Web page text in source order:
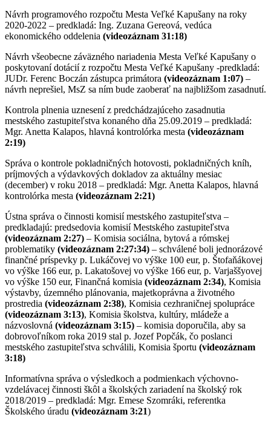
Návrh programového rozpočtu Mesta Veľké Kapušany na roky
2020-2022 – predkladá: Ing. Zuzana Gereová, vedúca
ekonomického oddelenia (videozáznam 31:18)
Návrh všeobecne záväzného nariadenia Mesta Veľké Kapušany o
poskytovaní dotácií z rozpočtu Mesta Veľké Kapušany -predkladá:
JUDr. Ferenc Boczán zástupca primátora (videozáznam 1:07) –
návrh neprešiel, MsZ sa ním bude zaoberať na najbližšom zasadnutí.
Kontrola plnenia uznesení z predchádzajúceho zasadnutia
mestského zastupiteľstva konaného dňa 25.09.2019 – predkladá:
Mgr. Anetta Kalapos, hlavná kontrolórka mesta (videozáznam
2:19)
Správa o kontrole pokladničných hotovosti, pokladničných kníh,
príjmových a výdavkových dokladov za aktuálny mesiac
(december) v roku 2018 – predkladá: Mgr. Anetta Kalapos, hlavná
kontrolórka mesta (videozáznam 2:21)
Ústna správa o činnosti komisií mestského zastupiteľstva –
predkladajú: predsedovia komisií Mestského zastupiteľstva
(videozáznam 2:27) – Komisia sociálna, bytová a rómskej
problematiky (videozáznam 2:27:34) – schválené boli jednorázové
finančné príspevky p. Lukáčovej vo výške 100 eur, p. Štofaňákovej
vo výške 166 eur, p. Lakatošovej vo výške 166 eur, p. Varjaššyovej
vo výške 150 eur, Finančná komisia (videozáznam 2:34), Komisia
výstavby, územného plánovania, majetkoprávna a životného
prostredia (videozáznam 2:38), Komisia cezhraničnej spolupráce
(videozáznam 3:13), Komisia školstva, kultúry, mládeže a
názvoslovná (videozáznam 3:15) – komisia doporučila, aby sa
dobrovoľníkom roka 2019 stal p. Jozef Popčák, čo poslanci
mestského zastupiteľstva schválili, Komisia športu (videozáznam
3:18)
Informatívna správa o výsledkoch a podmienkach výchovno-
vzdelávacej činnosti škôl a školských zariadení na školský rok
2018/2019 – predkladá: Mgr. Emese Szomráki, referentka
Školského úradu (videozáznam 3:21)